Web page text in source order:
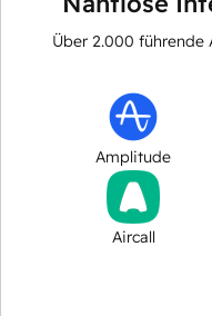
Über 2.000 führende
Amplitude
Aircall